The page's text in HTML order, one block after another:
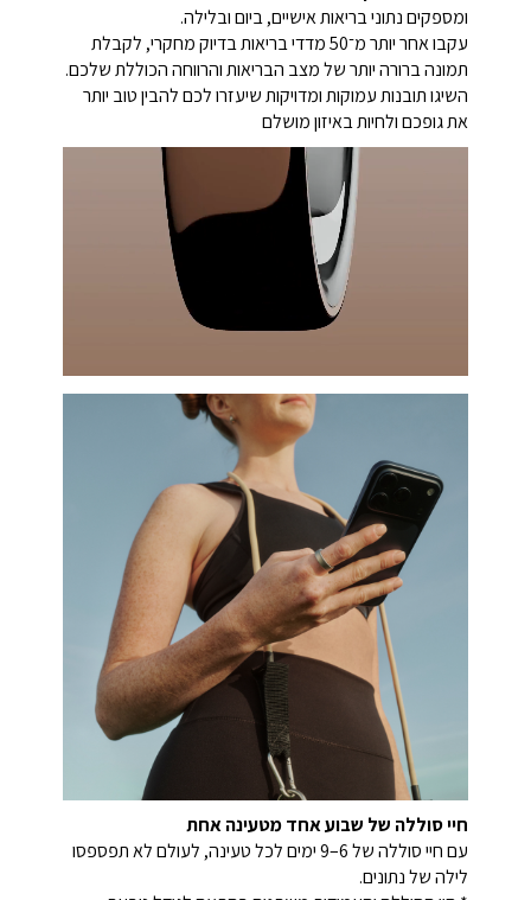
ומספקים נתוני בריאות אישיים, ביום ובלילה.
עקבו אחר יותר מ־50 מדדי בריאות בדיוק מחקרי, לקבלת
תמונה ברורה יותר של מצב הבריאות והרווחה הכוללת שלכם.
השיגו תובנות עמוקות ומדויקות שיעזרו לכם להבין טוב יותר
את גופכם ולחיות באיזון מושלם
חיי סוללה של שבוע אחד מטעינה אחת
עם חיי סוללה של 6–9 ימים לכל טעינה, לעולם לא תפספסו
לילה של נתונים.